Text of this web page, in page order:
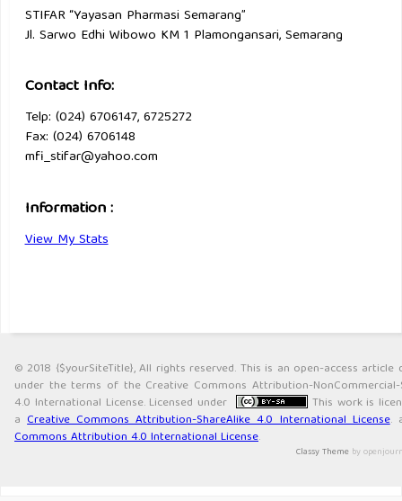
STIFAR “Yayasan Pharmasi Semarang”
Jl. Sarwo Edhi Wibowo KM 1 Plamongansari, Semarang
Contact Info:
Telp: (024) 6706147, 6725272
Fax: (024) 6706148
mfi_stifar@yahoo.com
Information :
View My Stats
© 2018 {$yourSiteTitle}, All rights reserved. This is an open-access article
under the terms of the Creative Commons Attribution-NonCommercial-
4.0 International License. Licensed under
This work is
aCreative Commons Attribution-ShareAlike 4.0 International License.
Commons Attribution 4.0 International License.
Classy Theme by